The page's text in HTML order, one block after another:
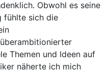
Obwohl es seine
fühlte sich die
Themen und Ideen auf
näherte ich mich